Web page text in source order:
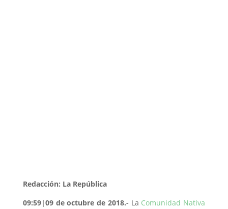
Redacción: La República
09:59|09 de octubre de 2018.- La Comunidad Nativa